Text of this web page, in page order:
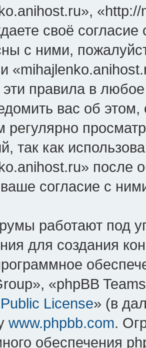
своё
с ними,
эти правила в
вас об
так как
после
согласие с
работают под
для создания
«phpBB
License» (в
www.phpbb.com.
обеспечения